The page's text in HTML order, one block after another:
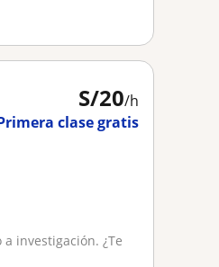
S/20/h
clase gratis
investigación. ¿Te